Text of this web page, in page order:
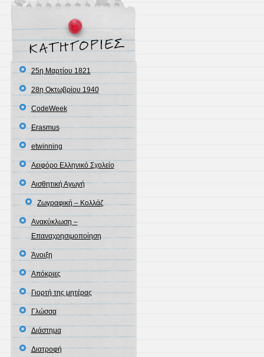
25η Μαρτίου 1821
28η Οκτωβρίου 1940
CodeWeek
Erasmus
etwinning
Αειφόρο Ελληνικό Σχολείο
Αισθητική Αγωγή
Ζωγραφική – Κολλάζ
Ανακύκλωση –
Επαναχρησιμοποίηση
Άνοιξη
Απόκριες
Γιορτή της μητέρας
Γλώσσα
Διάστημα
Διατροφή